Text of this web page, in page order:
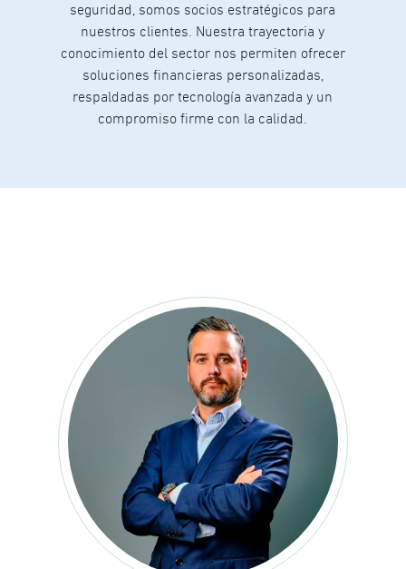
seguridad, somos socios estratégicos para
nuestros clientes. Nuestra trayectoria y
conocimiento del sector nos permiten ofrecer
soluciones financieras personalizadas,
respaldadas por tecnología avanzada y un
compromiso firme con la calidad.